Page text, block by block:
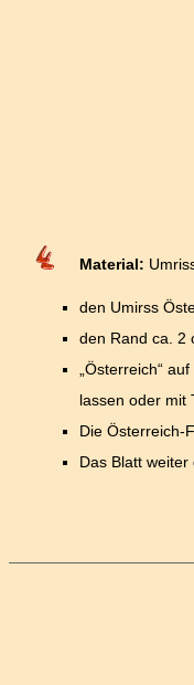
Material:
den Umirss
den Rand ca. 2
„Österreich“
lassen oder mit
Die Österreich-
Das Blatt